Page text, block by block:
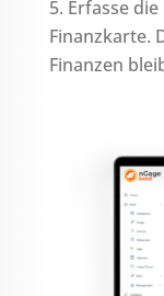
Erfasse
Finanzkarte.
Finanzen